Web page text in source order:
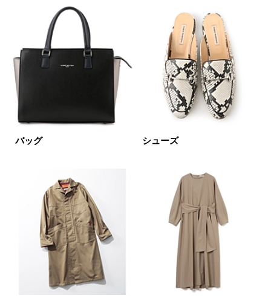
カテゴリ その他全て
サイズ
掲載雑誌
価格
表示オプション
すべて 新着
SALE商品 予約品
再入荷 ラスト1
バッグ シューズ